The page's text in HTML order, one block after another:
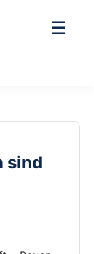
☰
sind